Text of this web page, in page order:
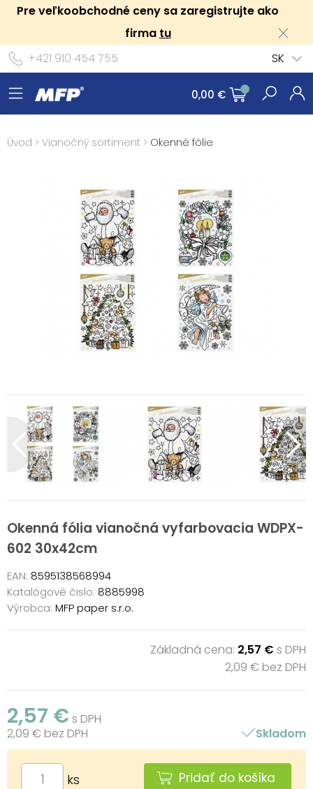
Pre veľkoobchodné ceny sa zaregistrujte ako
firma tu
+421 910 454 755
SK
0,00 €
Úvod > Vianočný sortiment > Okenné fólie
Okenná fólia vianočná vyfarbovacia WDPX-
602 30x42cm
EAN: 8595138568994
Katalógové čislo: 8885998
Výrobca: MFP paper s.r.o.
Základná cena: 2,57 € s DPH
2,09 € bez DPH
2,57 € s DPH
2,09 € bez DPH
Skladom
ks Pridať do košíka